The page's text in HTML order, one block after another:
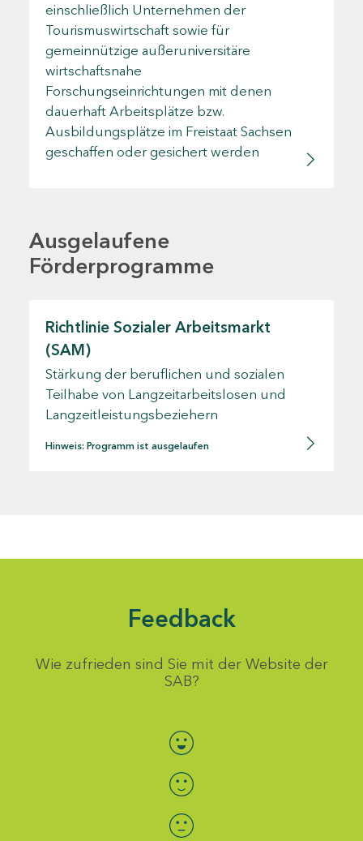
einschließlich Unternehmen der
Tourismuswirtschaft sowie für
gemeinnützige außeruniversitäre
wirtschaftsnahe
Forschungseinrichtungen mit denen
dauerhaft Arbeitsplätze bzw.
Ausbildungsplätze im Freistaat Sachsen
geschaffen oder gesichert werden
Ausgelaufene
Förderprogramme
Richtlinie Sozialer Arbeitsmarkt
(SAM)
Stärkung der beruflichen und sozialen
Teilhabe von Langzeitarbeitslosen und
Langzeitleistungsbeziehern
Hinweis: Programm ist ausgelaufen
Feedback
Wie zufrieden sind Sie mit der Website der
SAB?
Bewertung auswählen